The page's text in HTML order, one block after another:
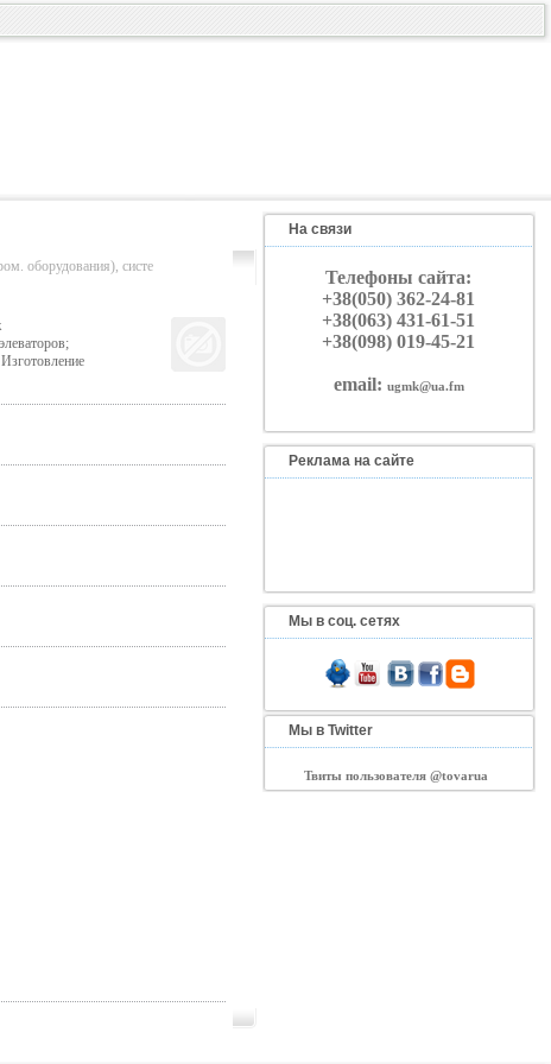
систе
На связи
Телефоны сайта:
+38(050) 362-24-81
+38(063) 431-61-51
+38(098) 019-45-21
email: ugmk@ua.fm
Реклама на сайте
Мы в соц. сетях
Мы в Twitter
Твиты пользователя @tovarua